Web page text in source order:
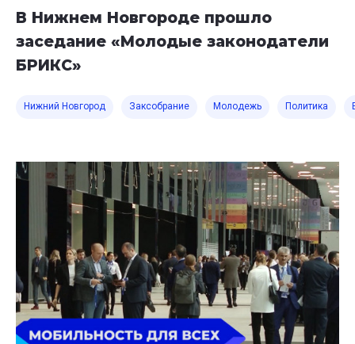
В Нижнем Новгороде прошло
заседание «Молодые законодатели
БРИКС»
Нижний Новгород Заксобрание Молодежь Политика